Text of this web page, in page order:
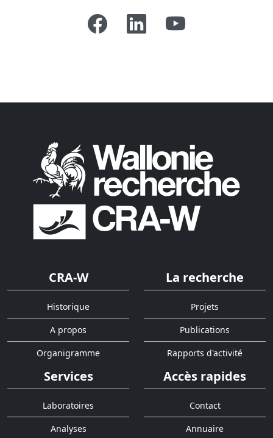
CRA-W
Historique
A propos
Organigramme
La recherche
Projets
Publications
Rapports d'activité
Services
Laboratoires
Analyses
Accès rapides
Contact
Annuaire